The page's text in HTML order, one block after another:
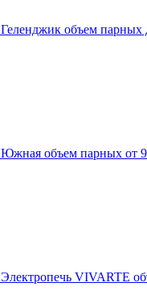
Геленджик объем парных
Южная объем парных от
Электропечь VIVARTE